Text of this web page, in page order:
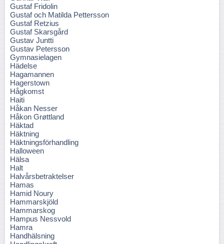
Gustaf Fridolin
Gustaf och Matilda Pettersson
Gustaf Retzius
Gustaf Skarsgård
Gustav Juntti
Gustav Petersson
Gymnasielagen
Hädelse
Hagamannen
Hagerstown
Hågkomst
Haiti
Håkan Nesser
Håkon Grøttland
Häktad
Häktning
Häktningsförhandling
Halloween
Hälsa
Halt
Halvårsbetraktelser
Hamas
Hamid Noury
Hammarskjöld
Hammarskog
Hampus Nessvold
Hamra
Handhälsning